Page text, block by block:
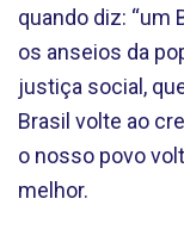
quando diz: “um
os anseios da
justiça social,
Brasil volte ao
o nosso povo
melhor.